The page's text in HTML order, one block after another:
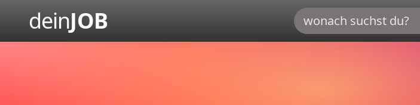
deinJOB